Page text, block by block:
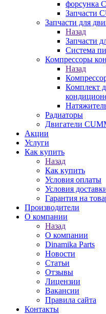
форсунка
Запчасти
Запчасти для
Назад
Запчасти
Система
Компрессоры
Назад
Комплект
Радиаторы
Двигатели
Акции
Услуги
Как купить
Назад
Как купить
Условия оплаты
Условия
Гарантия на
Производители
О компании
Назад
О компании
Dinamika Parts
Новости
Статьи
Отзывы
Лицензии
Вакансии
Правила сайта
Контакты